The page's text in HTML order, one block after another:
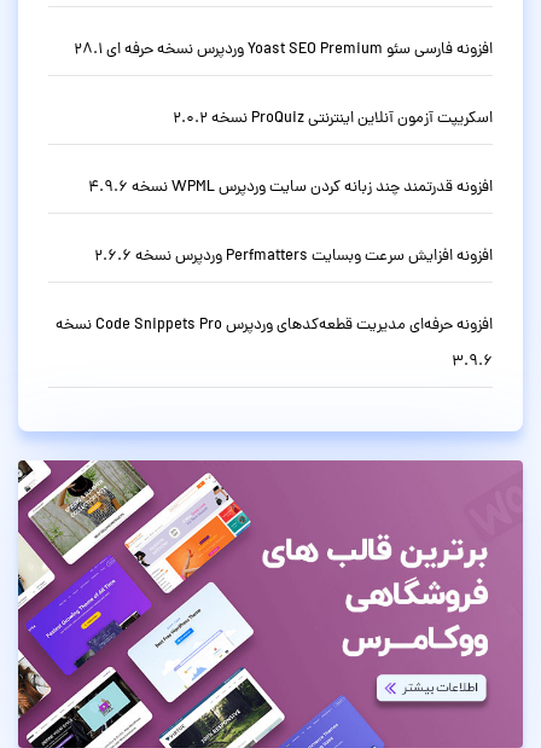
افزونه فارسی سئو Yoast SEO Premium وردپرس نسخه حرفه ای 28.1
اسکریپت آزمون آنلاین اینترنتی ProQuiz نسخه 2.0.2
افزونه قدرتمند چند زبانه کردن سایت وردپرس WPML نسخه 4.9.6
افزونه افزایش سرعت وبسایت Perfmatters وردپرس نسخه 2.6.6
افزونه حرفه‌ای مدیریت قطعه‌کدهای وردپرس Code Snippets Pro نسخه
3.9.6